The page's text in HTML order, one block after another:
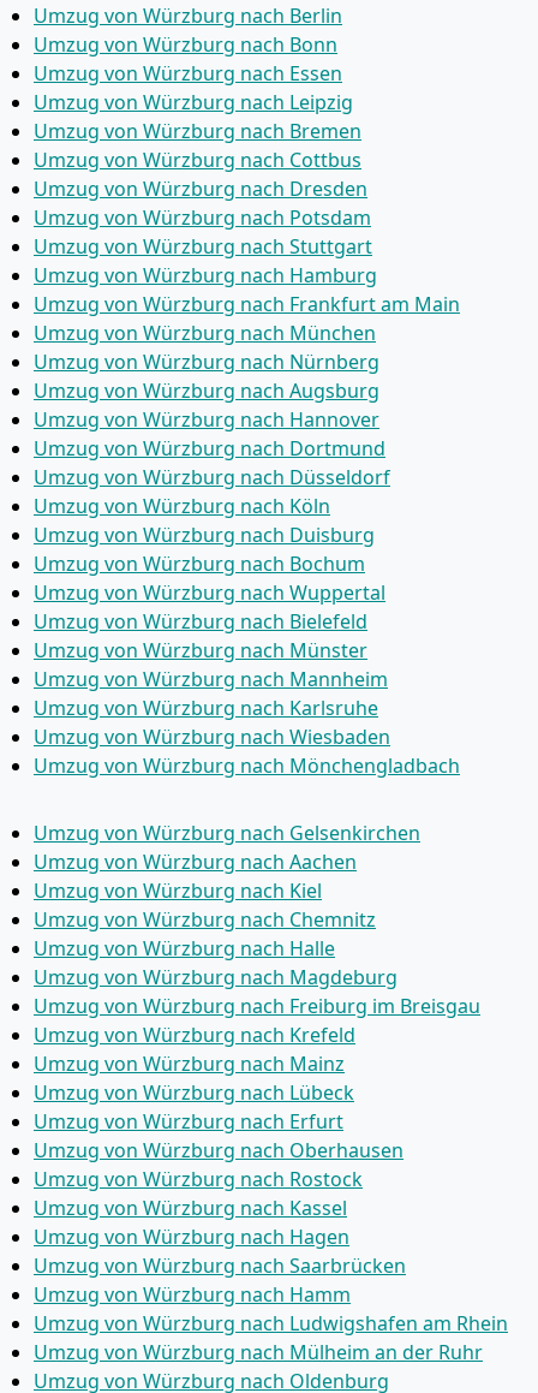
Umzug von Würzburg nach Berlin
Umzug von Würzburg nach Bonn
Umzug von Würzburg nach Essen
Umzug von Würzburg nach Leipzig
Umzug von Würzburg nach Bremen
Umzug von Würzburg nach Cottbus
Umzug von Würzburg nach Dresden
Umzug von Würzburg nach Potsdam
Umzug von Würzburg nach Stuttgart
Umzug von Würzburg nach Hamburg
Umzug von Würzburg nach Frankfurt am Main
Umzug von Würzburg nach München
Umzug von Würzburg nach Nürnberg
Umzug von Würzburg nach Augsburg
Umzug von Würzburg nach Hannover
Umzug von Würzburg nach Dortmund
Umzug von Würzburg nach Düsseldorf
Umzug von Würzburg nach Köln
Umzug von Würzburg nach Duisburg
Umzug von Würzburg nach Bochum
Umzug von Würzburg nach Wuppertal
Umzug von Würzburg nach Bielefeld
Umzug von Würzburg nach Münster
Umzug von Würzburg nach Mannheim
Umzug von Würzburg nach Karlsruhe
Umzug von Würzburg nach Wiesbaden
Umzug von Würzburg nach Mönchen­gladbach
Umzug von Würzburg nach Gelsenkirchen
Umzug von Würzburg nach Aachen
Umzug von Würzburg nach Kiel
Umzug von Würzburg nach Chemnitz
Umzug von Würzburg nach Halle
Umzug von Würzburg nach Magdeburg
Umzug von Würzburg nach Freiburg im Breisgau
Umzug von Würzburg nach Krefeld
Umzug von Würzburg nach Mainz
Umzug von Würzburg nach Lübeck
Umzug von Würzburg nach Erfurt
Umzug von Würzburg nach Oberhausen
Umzug von Würzburg nach Rostock
Umzug von Würzburg nach Kassel
Umzug von Würzburg nach Hagen
Umzug von Würzburg nach Saarbrücken
Umzug von Würzburg nach Hamm
Umzug von Würzburg nach Ludwigshafen am Rhein
Umzug von Würzburg nach Mülheim an der Ruhr
Umzug von Würzburg nach Oldenburg